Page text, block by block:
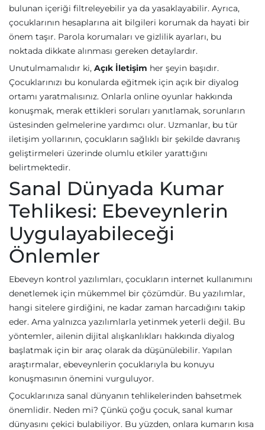
bulunan içeriği filtreleyebilir ya da yasaklayabilir. Ayrıca,
çocuklarının hesaplarına ait bilgileri korumak da hayati bir
önem taşır. Parola korumaları ve gizlilik ayarları, bu
noktada dikkate alınması gereken detaylardır.
Unutulmamalıdır ki, Açık İletişim her şeyin başıdır.
Çocuklarınızı bu konularda eğitmek için açık bir diyalog
ortamı yaratmalısınız. Onlarla online oyunlar hakkında
konuşmak, merak ettikleri soruları yanıtlamak, sorunların
üstesinden gelmelerine yardımcı olur. Uzmanlar, bu tür
iletişim yollarının, çocukların sağlıklı bir şekilde davranış
geliştirmeleri üzerinde olumlu etkiler yarattığını
belirtmektedir.
Sanal Dünyada Kumar
Tehlikesi: Ebeveynlerin
Uygulayabileceği
Önlemler
Ebeveyn kontrol yazılımları, çocukların internet kullanımını
denetlemek için mükemmel bir çözümdür. Bu yazılımlar,
hangi sitelere girdiğini, ne kadar zaman harcadığını takip
eder. Ama yalnızca yazılımlarla yetinmek yeterli değil. Bu
yöntemler, ailenin dijital alışkanlıkları hakkında diyalog
başlatmak için bir araç olarak da düşünülebilir. Yapılan
araştırmalar, ebeveynlerin çocuklarıyla bu konuyu
konuşmasının önemini vurguluyor.
Çocuklarınıza sanal dünyanın tehlikelerinden bahsetmek
önemlidir. Neden mi? Çünkü çoğu çocuk, sanal kumar
dünyasını çekici bulabiliyor. Bu yüzden, onlara kumarın kısa